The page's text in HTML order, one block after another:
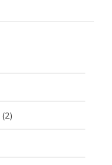
(2)